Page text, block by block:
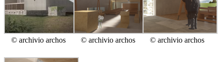
© archivio archos © archivio archos © archivio archos